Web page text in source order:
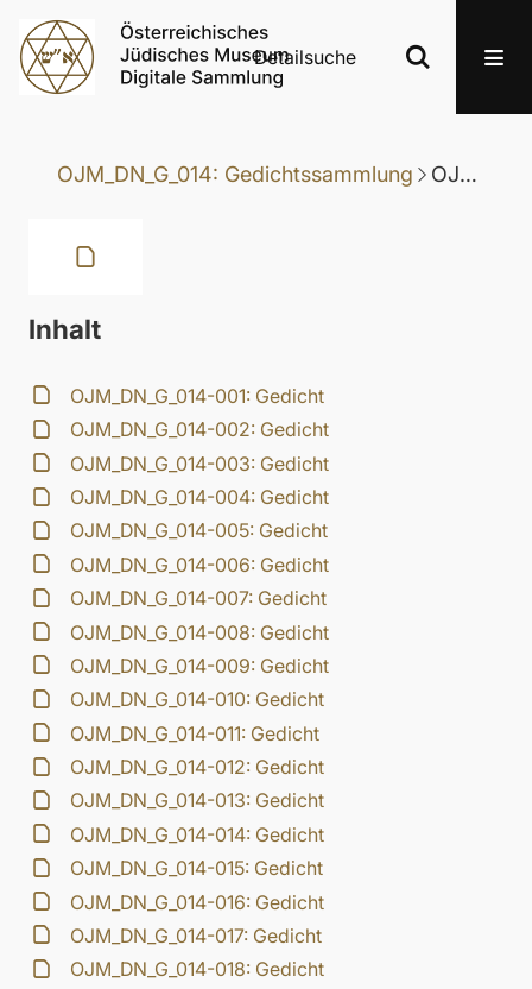
Detailsuche
OJM_DN_G_014: Gedichtssammlung OJM_DN_G_014-019: Gedicht
Inhalt
OJM_DN_G_014-001: Gedicht
OJM_DN_G_014-002: Gedicht
OJM_DN_G_014-003: Gedicht
OJM_DN_G_014-004: Gedicht
OJM_DN_G_014-005: Gedicht
OJM_DN_G_014-006: Gedicht
OJM_DN_G_014-007: Gedicht
OJM_DN_G_014-008: Gedicht
OJM_DN_G_014-009: Gedicht
OJM_DN_G_014-010: Gedicht
OJM_DN_G_014-011: Gedicht
OJM_DN_G_014-012: Gedicht
OJM_DN_G_014-013: Gedicht
OJM_DN_G_014-014: Gedicht
OJM_DN_G_014-015: Gedicht
OJM_DN_G_014-016: Gedicht
OJM_DN_G_014-017: Gedicht
OJM_DN_G_014-018: Gedicht